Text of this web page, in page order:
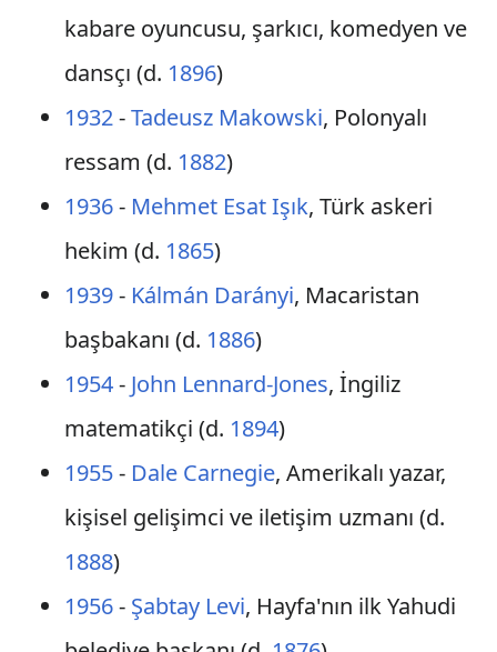
kabare oyuncusu, şarkıcı, komedyen ve
dansçı (d. 1896)
1932-Tadeusz Makowski, Polonyalı
ressam (d. 1882)
1936- Mehmet Esat Işık, Türk askeri
hekim (d. 1865)
1939- Kálmán Darányi, Macaristan
başbakanı (d. 1886)
1954- John Lennard-Jones, İngiliz
matematikçi (d. 1894)
1955- Dale Carnegie, Amerikalı yazar,
kişisel gelişimci ve iletişim uzmanı (d.
1888)
1956- Şabtay Levi, Hayfa'nın ilk Yahudi